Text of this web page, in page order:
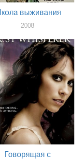
выживания
2008
Говорящая с